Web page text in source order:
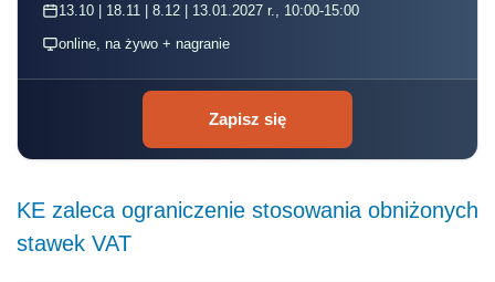
13.10 | 18.11 | 8.12 | 13.01.2027 r., 10:00-15:00
online, na żywo + nagranie
Zapisz się
KE zaleca ograniczenie stosowania obniżonych
stawek VAT